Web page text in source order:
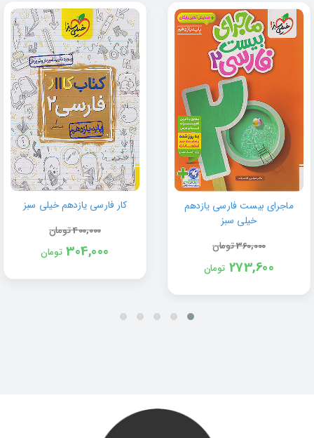
ماجرای بیست فارسی یازدهم
خیلی سبز
360,000تومان
273,600 تومان
کار فارسی یازدهم خیلی سبز
400,000تومان
304,000 تومان